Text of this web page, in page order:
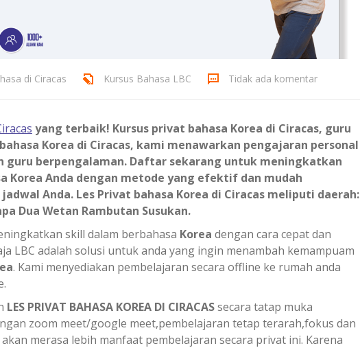
di Ciracas Kursus Bahasa LBC Tidak ada komentar
yang terbaik! Kursus privat bahasa Korea di Ciracas, guru
Korea di Ciracas, kami menawarkan pengajaran personal
guru berpengalaman. Daftar sekarang untuk meningkatkan
Korea Anda dengan metode yang efektif dan mudah
Anda. Les Privat bahasa Korea di Ciracas meliputi daerah:
Dua Wetan Rambutan Susukan.
skill dalam berbahasa Korea dengan cara cepat dan
LBC adalah solusi untuk anda yang ingin menambah kemampuam
. Kami menyediakan pembelajaran secara offline ke rumah anda
LES PRIVAT BAHASA KOREA DI CIRACASsecara tatap muka
zoom meet/google meet,pembelajaran tetap terarah,fokus dan
merasa lebih manfaat pembelajaran secara privat ini. Karena